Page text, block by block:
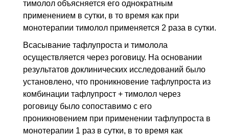
тимолол объясняется его однократным
применением в сутки, в то время как при
монотерапии тимолол применяется 2 раза в сутки.
Всасывание тафлупроста и тимолола
осуществляется через роговицу. На основании
результатов доклинических исследований было
установлено, что проникновение тафлупроста из
комбинации тафлупрост + тимолол через
роговицу было сопоставимо с его
проникновением при применении тафлупроста в
монотерапии 1 раз в сутки, в то время как